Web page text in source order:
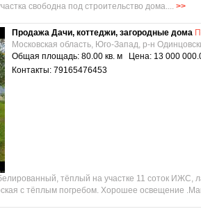
свободна под строительство дома.... >>
Продажа Дачи, коттеджи, загородные дома
Московская область, Юго-Запад, р-н
Общая площадь: 80.00 кв. м Цена: 13 000
Контакты: 79165476453
тёплый на участке 11 соток ИЖС,
с тёплым погребом. Хорошее освещение